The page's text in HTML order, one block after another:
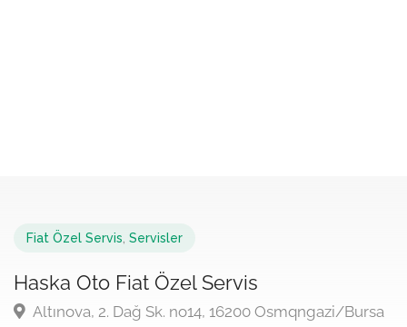
Fiat Özel Servis Servisler
Haska Oto Fiat Özel Servis
Altınova, 2. Dağ Sk. no14, 16200 Osmqngazi/Bursa